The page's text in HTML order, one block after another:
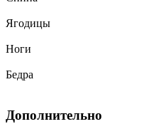
Ягодицы
Ноги
Бедра
Дополнительно